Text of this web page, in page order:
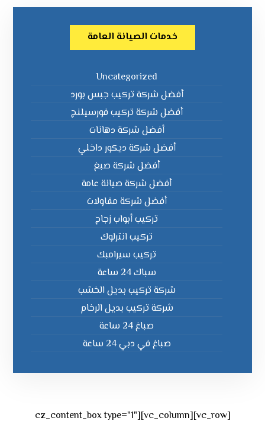
خدمات الصيانة العامة
Uncategorized
أفضل شركة تركيب جبس بورد
أفضل شركة تركيب فورسيلنج
أفضل شركة دهانات
أفضل شركة ديكور داخلي
أفضل شركة صبغ
أفضل شركة صيانة عامة
أفضل شركة مقاولات
تركيب أبواب زجاج
تركيب انترلوك
تركيب سيرامبك
سباك 24 ساعة
شركة تركيب بديل الخشب
شركة تركيب بديل الرخام
صباغ 24 ساعة
صباغ في دبي 24 ساعة
[vc_row][vc_column][cz_content_box type="1"